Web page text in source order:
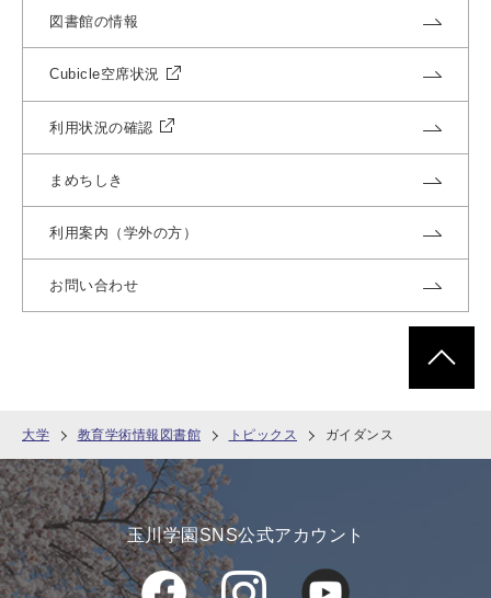
大学 教育学術情報図書館 トピックス ガイダンス
図書館の情報
Cubicle空席状況
利用状況の確認
まめちしき
利用案内（学外の方）
お問い合わせ
玉川学園SNS公式アカウント